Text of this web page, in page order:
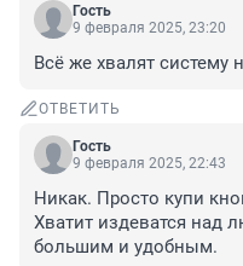
Гость
9 февраля 2025, 23:20
Всё же хвалят систему
ОТВЕТИТЬ
Гость
9 февраля 2025, 22:43
Никак. Просто купи
Хватит издеватся над
большим и удобным.